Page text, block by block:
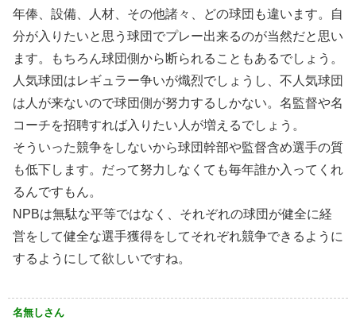
年俸、設備、人材、その他諸々、どの球団も違います。自
分が入りたいと思う球団でプレー出来るのが当然だと思い
ます。もちろん球団側から断られることもあるでしょう。
人気球団はレギュラー争いが熾烈でしょうし、不人気球団
は人が来ないので球団側が努力するしかない。名監督や名
コーチを招聘すれば入りたい人が増えるでしょう。
そういった競争をしないから球団幹部や監督含め選手の質
も低下します。だって努力しなくても毎年誰か入ってくれ
るんですもん。
NPBは無駄な平等ではなく、それぞれの球団が健全に経
営をして健全な選手獲得をしてそれぞれ競争できるように
するようにして欲しいですね。
名無しさん